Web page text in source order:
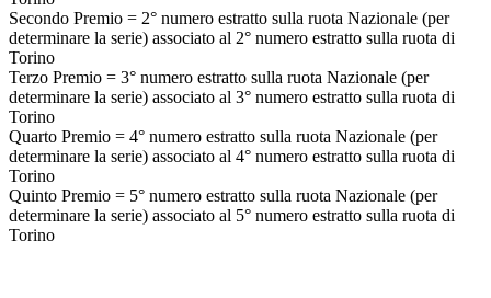
Secondo Premio = 2° numero estratto sulla ruota Nazionale (per
determinare la serie) associato al 2° numero estratto sulla ruota di
Torino
Terzo Premio = 3° numero estratto sulla ruota Nazionale (per
determinare la serie) associato al 3° numero estratto sulla ruota di
Torino
Quarto Premio = 4° numero estratto sulla ruota Nazionale (per
determinare la serie) associato al 4° numero estratto sulla ruota di
Torino
Quinto Premio = 5° numero estratto sulla ruota Nazionale (per
determinare la serie) associato al 5° numero estratto sulla ruota di
Torino